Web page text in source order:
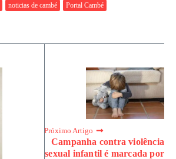
noticias de cambé Portal Cambé
Próximo Artigo
Campanha contra violência
sexual infantil é marcada por